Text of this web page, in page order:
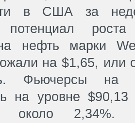
в США за
потенциал
нефть марки
на $1,65, или
Фьючерсы на
на уровне
2,34%.